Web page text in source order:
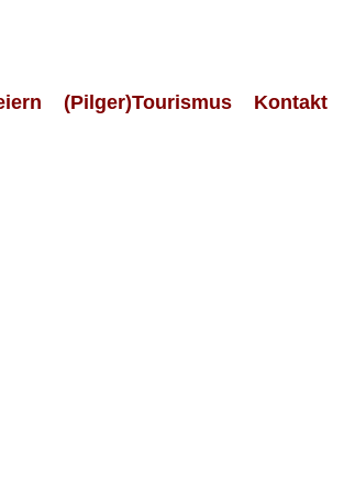
(Pilger)Tourismus Kontakt